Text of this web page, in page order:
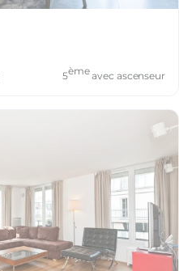
5èmeavec ascenseur